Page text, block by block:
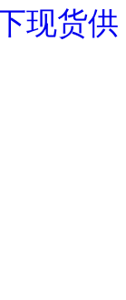
现货供